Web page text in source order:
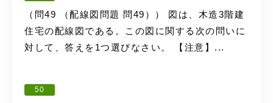
（問49 （配線図問題 問49）） 図は、木造3階建
住宅の配線図である。この図に関する次の問いに
対して、答えを1つ選びなさい。 【注意】...
50